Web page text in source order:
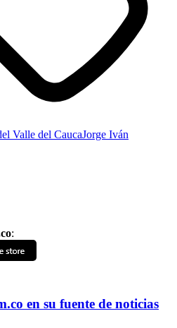
Valle del CaucaJorge Iván
:
en su fuente de noticias